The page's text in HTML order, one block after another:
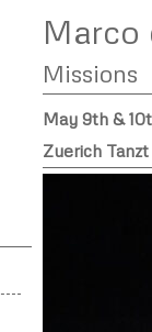
Marco
Missions
May 9th &
Zuerich